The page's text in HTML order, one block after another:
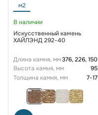
м2
В наличии
Искусственный камень
ХАЙЛЭНД 292-40
Длина камня, мм376, 226, 150
Высота камня, мм
95
Толщина камня, мм
7-17